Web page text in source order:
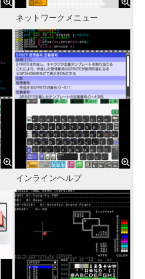
ネットワークメニュー
インラインヘルプ